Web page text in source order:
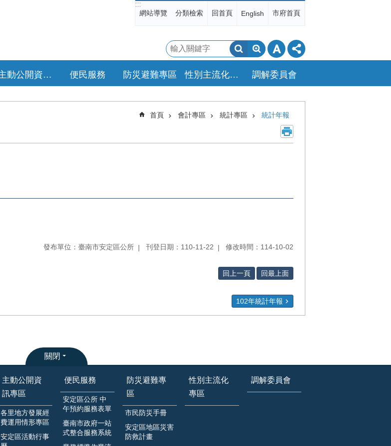
:::
網站導覽 分類檢索 回首頁 English 市府首頁
搜
尋
主動公開資訊專區 便民服務 防災避難專區 性別主流化專區 調解委員會
首頁 會計專區 統計專區 統計年報
發布單位：臺南市安定區公所 刊登日期：110-11-22 修改時間：114-10-02
回上一頁 回最上面
102年統計年報
關閉
主動公開資
訊專區
各里地方發展經
費運用情形專區
安定區活動行事
便民服務
安定區公所 中
午預約服務表單
臺南市政府一站
式整合服務系統
防災避難專
區
市民防災手冊
安定區地區災害
防救計畫
性別主流化
專區
調解委員會